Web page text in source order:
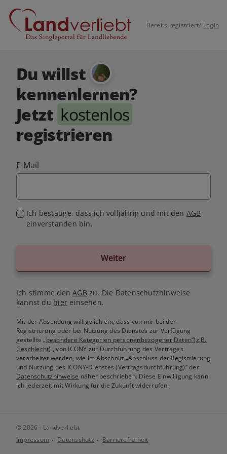
Bereits registriert? Login
Du willst
kennenlernen?
Jetzt kostenlos
registrieren
E-Mail
Ich bestätige, dass ich volljährig und mit den AGB
einverstanden bin.
Weiter
Ich stimme denAGB zu. Die Datenschutzhinweise
kannst du hiereinsehen.
Mit der Absendung willige ich ein, dass von mir bei der
Registrierung oder bei Nutzung des Dienstes zur Verfügung
gestellte„besondere Kategorien personenbezogener Daten“(z.B.
Geschlecht) , von ICONY zur Durchführung des Vertrages
verarbeitet werden, wie im Abschnitt „Abschluss der Registrierung
und Nutzung des ICONY-Dienstes (Vertragsdurchführung)“ der
Datenschutzhinweise näher beschrieben. Diese Einwilligung kann
ich jederzeit mit Wirkung für die Zukunft widerrufen.
© 2026 - Landverliebt
Impressum
Datenschutz Barrierefreiheit